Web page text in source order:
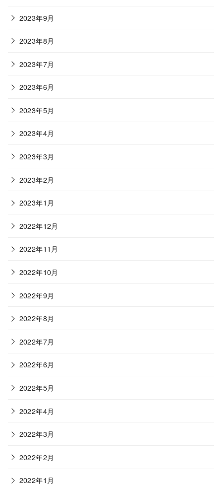
2023年9月
2023年8月
2023年7月
2023年6月
2023年5月
2023年4月
2023年3月
2023年2月
2023年1月
2022年12月
2022年11月
2022年10月
2022年9月
2022年8月
2022年7月
2022年6月
2022年5月
2022年4月
2022年3月
2022年2月
2022年1月